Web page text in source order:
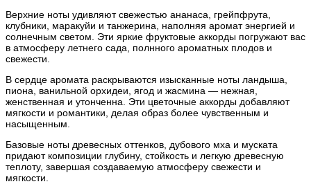
Верхние ноты удивляют свежестью ананаса, грейпфрута,
клубники, маракуйи и танжерина, наполняя аромат энергией и
солнечным светом. Эти яркие фруктовые аккорды погружают вас
в атмосферу летнего сада, полнного ароматных плодов и
свежести.
В сердце аромата раскрываются изысканные ноты ландыша,
пиона, ванильной орхидеи, ягод и жасмина — нежная,
женственная и утонченна. Эти цветочные аккорды добавляют
мягкости и романтики, делая образ более чувственным и
насыщенным.
Базовые ноты древесных оттенков, дубового мха и муската
придают композиции глубину, стойкость и легкую древесную
теплоту, завершая создаваемую атмосферу свежести и
мягкости.